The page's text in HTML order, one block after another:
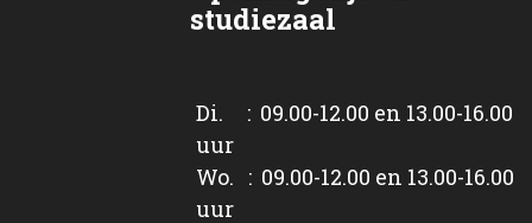
studiezaal
Di. : 09.00-12.00 en 13.00-16.00
uur
Wo. : 09.00-12.00 en 13.00-16.00
uur